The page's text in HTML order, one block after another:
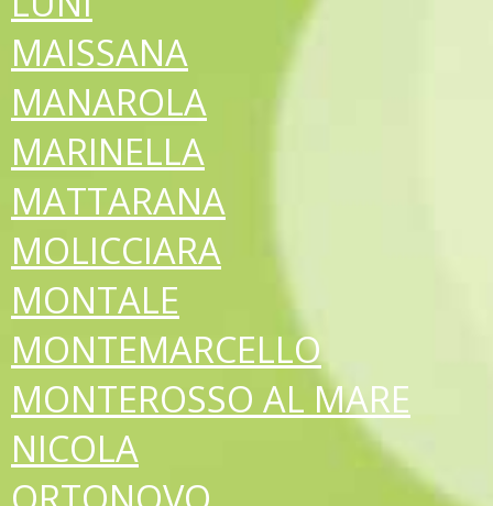
MAISSANA
MANAROLA
MARINELLA
MATTARANA
MOLICCIARA
MONTALE
MONTEMARCELLO
MONTEROSSO AL MARE
NICOLA